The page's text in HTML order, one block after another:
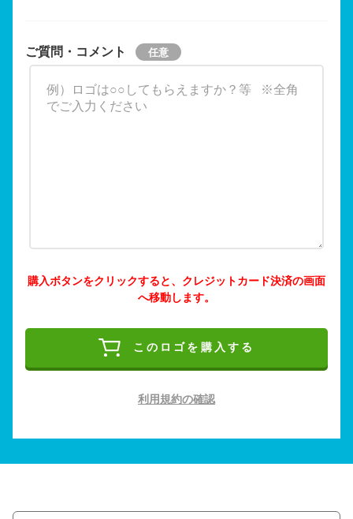
ご質問・コメント
購入ボタンをクリックすると、クレジットカード決済の画面
へ移動します。
このロゴを購入する
利用規約の確認